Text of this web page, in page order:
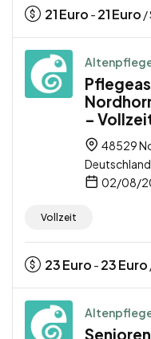
21Euro - 21Euro /
–
48529
Deutschland
02/08/
Vollzeit
23Euro - 23Euro